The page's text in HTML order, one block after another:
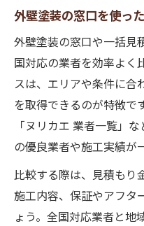
外壁塗装の窓口を使っ
外壁塗装の窓口や一括見
国対応の業者を効率よく
スは、エリアや条件に合
を取得できるのが特徴で
「ヌリカエ 業者一覧」
の優良業者や施工実績が
比較する際は、見積もり
施工内容、保証やアフタ
ょう。全国対応業者と地